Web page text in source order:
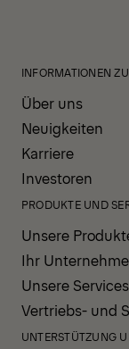
INFORMATIONEN
Über uns
Neuigkeiten
Karriere
Investoren
PRODUKTE UND
Unsere
Ihr
Unsere Services
Vertriebs- und
UNTERSTÜTZUNG